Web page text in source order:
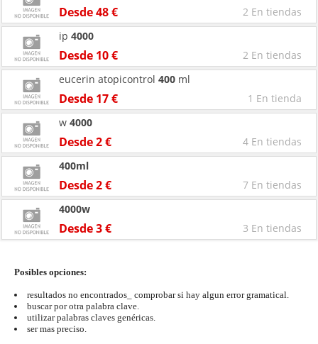
Desde 48 € 2 En tiendas
Desde 10 € 2 En tiendas
ip 4000
Desde 17 € 1 En tienda
eucerin atopicontrol 400 ml
Desde 2 € 4 En tiendas
w 4000
Desde 2 € 7 En tiendas
400ml
Desde 3 € 3 En tiendas
4000w
Posibles opciones:
resultados no encontrados_ comprobar si hay algun error gramatical.
buscar por otra palabra clave.
utilizar palabras claves genéricas.
ser mas preciso.